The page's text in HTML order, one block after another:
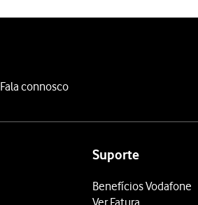
Fala connosco
Suporte
Benefícios Vodafone
Ver Fatura